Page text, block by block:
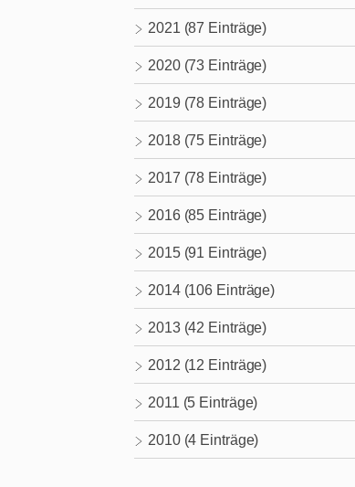
2021 (87 Einträge)
2020 (73 Einträge)
2019 (78 Einträge)
2018 (75 Einträge)
2017 (78 Einträge)
2016 (85 Einträge)
2015 (91 Einträge)
2014 (106 Einträge)
2013 (42 Einträge)
2012 (12 Einträge)
2011 (5 Einträge)
2010 (4 Einträge)